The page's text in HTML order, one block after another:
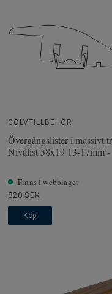
GOLVTILLBEHÖR
Övergångslister i massivt
Nivålist 58x19 13-17mm
Finns i webblager
820 SEK
Köp